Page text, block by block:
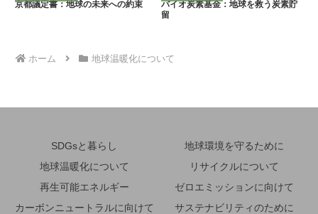
京都議定書：地球の未来への約束
バイオ炭素基金：地球を救う炭素貯
留
ホーム 地球温暖化について
SDGsと暮らし
地球環境を守るために
地球温暖化について
リサイクルについて
再生可能エネルギー
ゼロエミッションに向けて
カーボンニュートラルに向けて
サステナビリティのために